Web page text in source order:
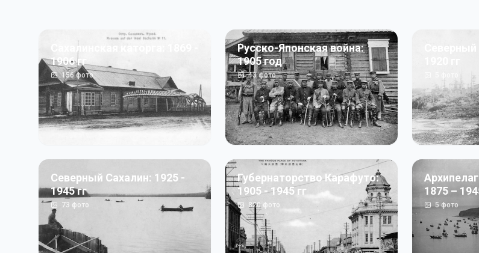
Сахалинская каторга: 1869 -
1906 гг
156фото
Русско-Японская война:
1905 год
43фото
Северный Сахалин: 1925 -
1945 гг
73 фото
Губернаторство Карафуто:
1905 - 1945 гг
820фото
1875 –
5фото